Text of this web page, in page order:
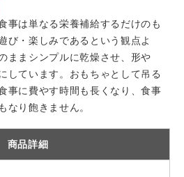
事は単なる栄養補給するだけのも
び・楽しみであるという観点よ
ままシンプルに乾燥させ、形や
しています。おもちゃとして吊る
事に費やす時間も長くなり、食事
なり飽きません。
商品詳細